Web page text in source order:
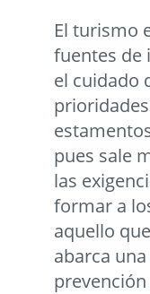
El turismo
fuentes de
el cuidado
pues sale
las
formar a
aquello
abarca